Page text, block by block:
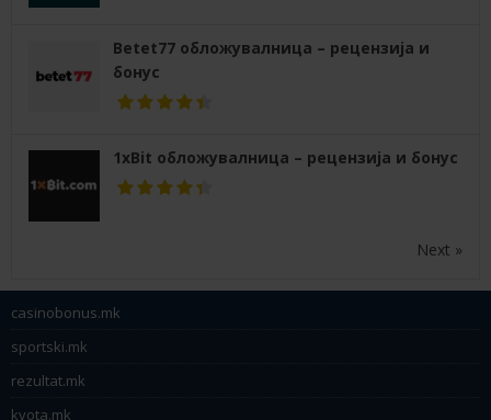
Betet77 обложувалница – рецензија и
бонус
1xBit обложувалница – рецензија и бонус
Next »
casinobonus.mk
sportski.mk
rezultat.mk
kvota.mk